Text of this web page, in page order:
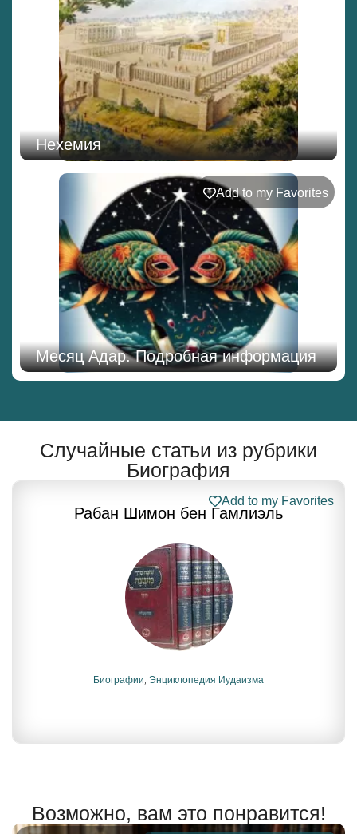
Нехемия
Add to my Favorites
Месяц Адар. Подробная информация
Случайные статьи из рубрики
Биография
Рабан Шимон бен Гамлиэль
Add to my Favorites
Биографии, Энциклопедия Иудаизма
Возможно, вам это понравится!